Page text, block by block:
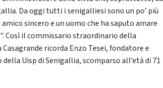
Da oggi tutti i senigalliesi sono un po’ più
sincero e un uomo che ha saputo amare
Così il commissario straordinario della
ricorda Enzo Tesei, fondatore e
Uisp di Senigallia, scomparso all’età di 71